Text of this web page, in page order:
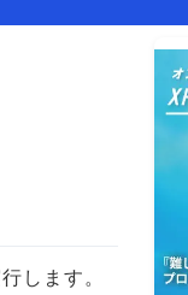
します。